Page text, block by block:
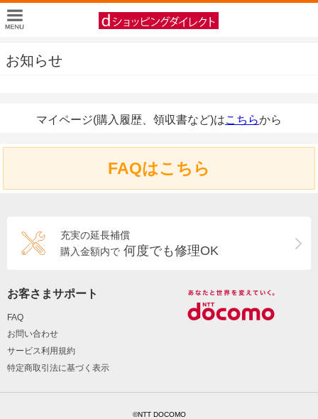
お知らせ
マイページ(購入履歴、領収書など)はこちらから
FAQはこちら
充実の延長補償
購入金額内で 何度でも修理OK
お客さまサポート
FAQ
お問い合わせ
サービス利用規約
特定商取引法に基づく表示
©NTT DOCOMO